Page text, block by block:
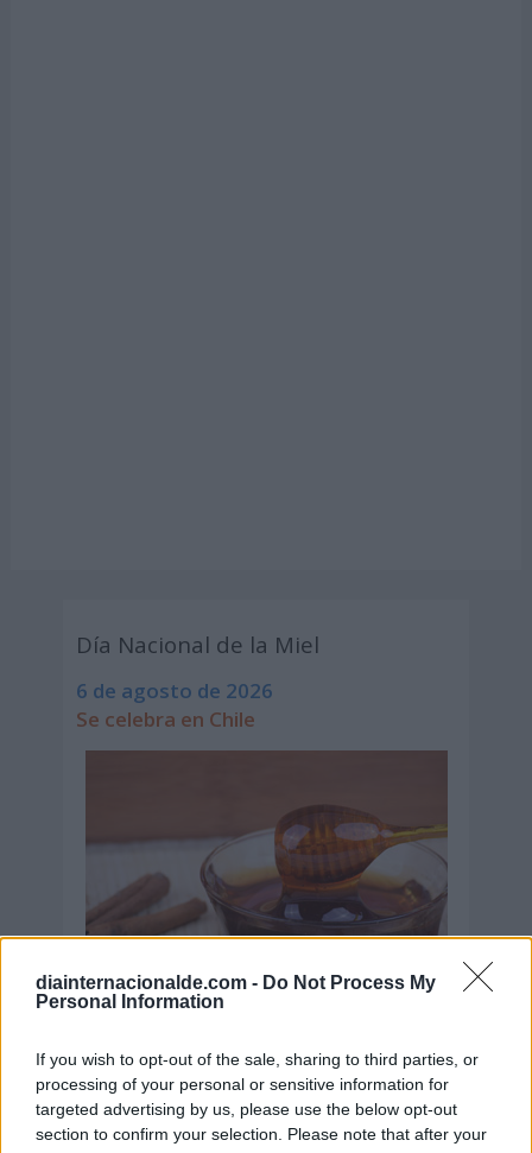
diainternacionalde.com - Do Not Process My
Personal Information
If you wish to opt-out of the sale, sharing to third parties, or
processing of your personal or sensitive information for
targeted advertising by us, please use the below opt-out
section to confirm your selection. Please note that after your
Día Nacional de la Miel
6 de agosto de 2026
Se celebra en Chile
Secciones destacadas